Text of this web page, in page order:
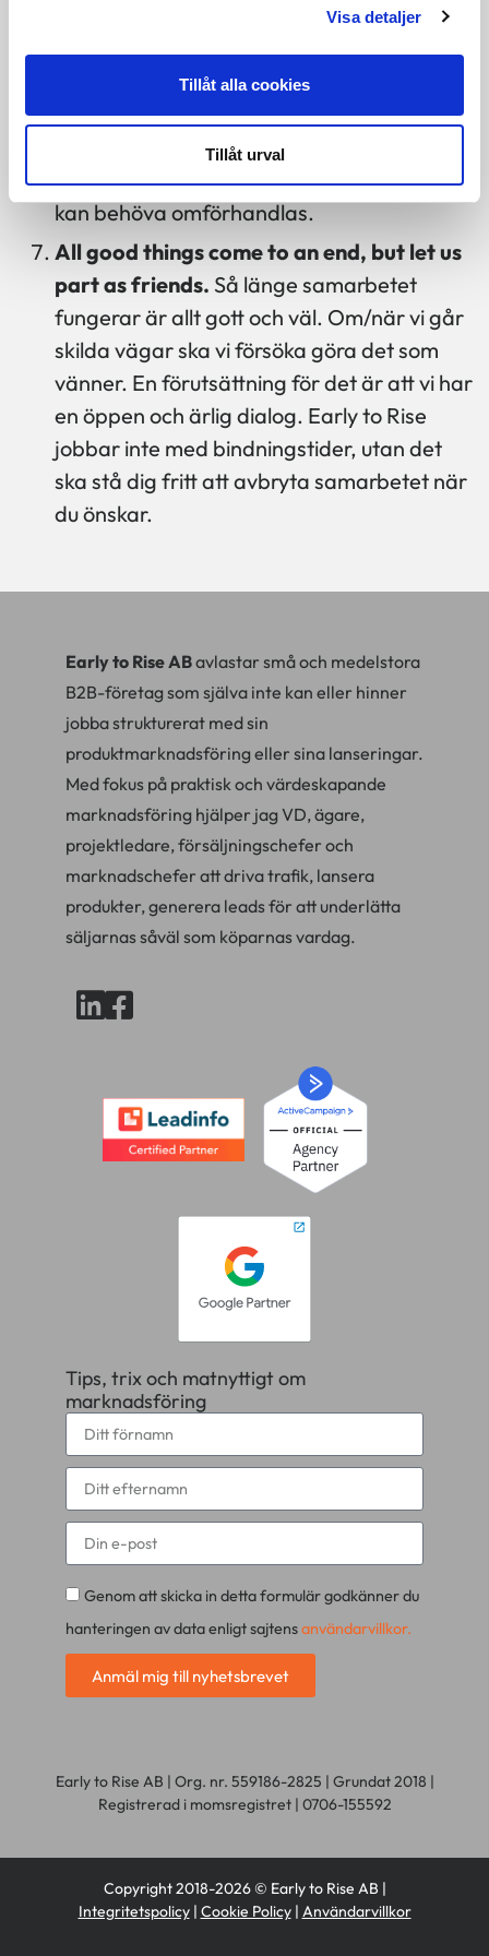
Visa detaljer
Tillåt alla cookies
Tillåt urval
till pågående uppdrag. Om dessa inte
påverkar projektets tidsramar, kostnader
eller resurser i alltför stor utsträckning är
detta i sin ordning. Men om det sker för ofta
eller har för stor påverkan kommer Early to
Rise att påpeka detta och projektets ramar
kan behöva omförhandlas.
All good things come to an end, but let us
part as friends. Så länge samarbetet
fungerar är allt gott och väl. Om/när vi går
skilda vägar ska vi försöka göra det som
vänner. En förutsättning för det är att vi har
en öppen och ärlig dialog. Early to Rise
jobbar inte med bindningstider, utan det
ska stå dig fritt att avbryta samarbetet när
du önskar.
Early to Rise ABavlastar små och medelstora
B2B-företag som själva inte kan eller hinner
jobba strukturerat med sin
produktmarknadsföring eller sina lanseringar.
Med fokus på praktisk och värdeskapande
marknadsföring hjälper jag VD, ägare,
projektledare, försäljningschefer och
marknadschefer att driva trafik, lansera
produkter, generera leads för att underlätta
säljarnas såväl som köparnas vardag.
Tips, trix och matnyttigt om
marknadsföring
Genom att skicka in detta formulär godkänner du
hanteringen av data enligt sajtensanvändarvillkor.
Anmäl mig till nyhetsbrevet
Early to Rise AB | Org. nr. 559186-2825 | Grundat 2018 |
Registrerad i momsregistret | 0706-155592
Copyright 2018-2026 © Early to Rise AB |
Integritetspolicy| Cookie Policy| Användarvillkor